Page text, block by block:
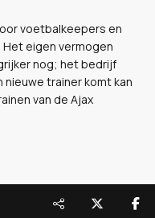
voetbalkeepers en
eigen vermogen
nog; het bedrijf
nieuwe trainer komt kan
van de Ajax